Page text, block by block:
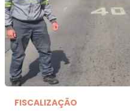
FISCALIZAÇÃO